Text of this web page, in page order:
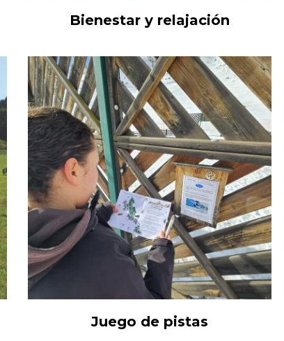
Bienestar y relajación
Juego de pistas